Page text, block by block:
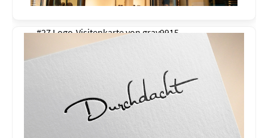
#27 Logo-Visitenkarte vongray9915